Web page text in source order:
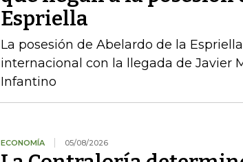
Espriella
La posesión de Abelardo de la
internacional con la llegada de Javier
Infantino
ECONOMÍA 05/08/2026